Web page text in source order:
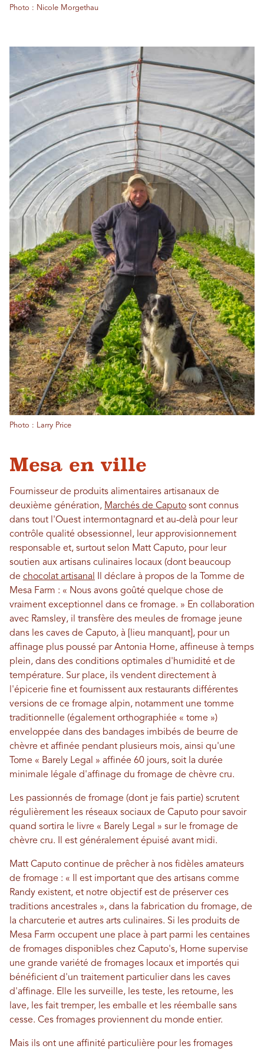
Photo : Nicole Morgethau
Photo : Larry Price
Mesa en ville
Fournisseur de produits alimentaires artisanaux de
deuxième génération, Marchés de Caputo sont connus
dans tout l'Ouest intermontagnard et au-delà pour leur
contrôle qualité obsessionnel, leur approvisionnement
responsable et, surtout selon Matt Caputo, pour leur
soutien aux artisans culinaires locaux (dont beaucoup
de chocolat artisanal
Il déclare à propos de la Tomme de
Mesa Farm : « Nous avons goûté quelque chose de
vraiment exceptionnel dans ce fromage. » En collaboration
avec Ramsley, il transfère des meules de fromage jeune
dans les caves de Caputo, à [lieu manquant], pour un
affinage plus poussé par Antonia Horne, affineuse à temps
plein, dans des conditions optimales d'humidité et de
température. Sur place, ils vendent directement à
l'épicerie fine et fournissent aux restaurants différentes
versions de ce fromage alpin, notamment une tomme
traditionnelle (également orthographiée « tome »)
enveloppée dans des bandages imbibés de beurre de
chèvre et affinée pendant plusieurs mois, ainsi qu'une
Tome « ​​Barely Legal » affinée 60 jours, soit la durée
minimale légale d'affinage du fromage de chèvre cru.
Les passionnés de fromage (dont je fais partie) scrutent
régulièrement les réseaux sociaux de Caputo pour savoir
quand sortira le livre « Barely Legal » sur le fromage de
chèvre cru. Il est généralement épuisé avant midi.
Matt Caputo continue de prêcher à nos fidèles amateurs
de fromage : « Il est important que des artisans comme
Randy existent, et notre objectif est de préserver ces
traditions ancestrales », dans la fabrication du fromage, de
la charcuterie et autres arts culinaires. Si les produits de
Mesa Farm occupent une place à part parmi les centaines
de fromages disponibles chez Caputo's, Horne supervise
une grande variété de fromages locaux et importés qui
bénéficient d'un traitement particulier dans les caves
d'affinage. Elle les surveille, les teste, les retourne, les
lave, les fait tremper, les emballe et les réemballe sans
cesse. Ces fromages proviennent du monde entier.
Mais ils ont une affinité particulière pour les fromages